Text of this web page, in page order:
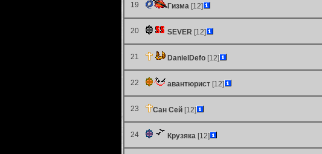
19 Гизма [12]
20 SEVER [12]
21 DanielDefo [12]
22 авантюрист [12]
23 Сан Сей [12]
24 Крузяка [12]